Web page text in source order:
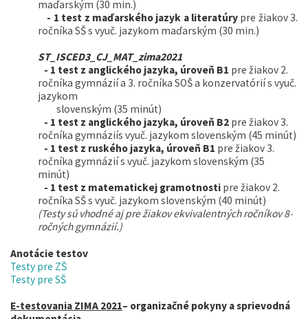
maďarským (30 min.)
- 1 test z maďarského jazyk a literatúry pre žiakov 3.
ročníka SŠ s vyuč. jazykom maďarským (30 min.)
ST_ISCED3_CJ_MAT_zima2021
- 1 test z anglického jazyka, úroveň B1 pre žiakov 2.
ročníka gymnázií a 3. ročníka SOŠ a konzervatórií s vyuč.
jazykom
slovenským (35 minút)
- 1 test z anglického jazyka, úroveň B2 pre žiakov 3.
ročníka gymnáziís vyuč. jazykom slovenským (45 minút)
- 1 test z ruského jazyka, úroveň B1 pre žiakov 3.
ročníka gymnázií s vyuč. jazykom slovenským (35
minút)
- 1 test z matematickej gramotnosti pre žiakov 2.
ročníka SŠ s vyuč. jazykom slovenským (40 minút)
(Testy sú vhodné aj pre žiakov ekvivalentných ročníkov 8-
ročných gymnázií.)
Anotácie testov
Testy pre ZŠ
Testy pre SŠ
E-testovania ZIMA 2021– organizačné pokyny a sprievodná